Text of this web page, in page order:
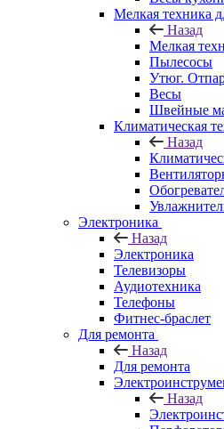
Мелкая техника
Назад
Мелкая
Пылесосы
Утюг.
Весы
Швейные
Климатическая
Назад
Электроника
Назад
Электроника
Телевизоры
Аудиотехника
Телефоны
Фитнес-браслет
Для ремонта
Назад
Для ремонта
Назад